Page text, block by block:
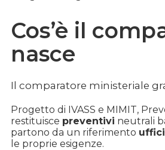
Cos’è il
nasce
Il comparatore ministeriale
Progetto di IVASS e MIMIT,
restituisce preventivi neutrali
partono da un riferimento
le proprie esigenze.